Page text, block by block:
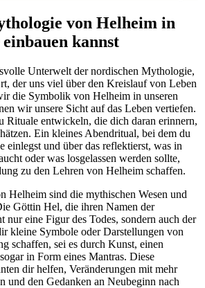
von Helheim in
kannst
Unterwelt der nordischen ⁣Mythologie,
⁢der uns viel über den Kreislauf von Leben
die Symbolik von Helheim in unseren
wir unsere Sicht auf⁣ das Leben vertiefen.
Rituale entwickeln, die dich daran erinnern,
Ein ⁣kleines Abendritual, bei dem du
einlegst und über das reflektierst, was in
oder was losgelassen werden sollte,
zu den Lehren von Helheim schaffen.
Helheim‍ sind die mythischen Wesen und
Göttin Hel, ⁤die ihren Namen der
nur eine Figur des⁤ Todes, sondern auch der
kleine Symbole oder Darstellungen von
schaffen, sei es durch Kunst, einen
in Form eines Mantras. Diese
dir helfen, Veränderungen ‌mit mehr
und den Gedanken an Neubeginn ⁤nach